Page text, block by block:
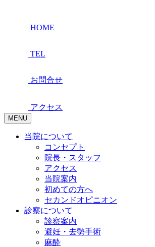
HOME
TEL
お問合せ
アクセス
MENU
当院について
コンセプト
院長・スタッフ
アクセス
当院案内
初めての方へ
セカンドオピニオン
診察について
診察案内
避妊・去勢手術
麻酔